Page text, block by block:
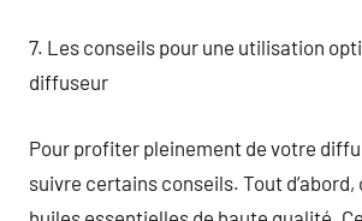
7. Les conseils pour une utilisation
diffuseur
Pour profiter pleinement de votre
suivre certains conseils. Tout